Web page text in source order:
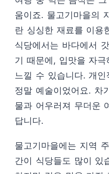
움이죠. 물고기마을의
란 싱싱한 재료를 이용
식당에서는 바다에서
기 때문에, 입맛을 자
느낄 수 있습니다. 개인
정말 예술이었어요. 차
물과 어우러져 무더운
답니다.
물고기마을에는 지역
간이 식당들도 많이 있